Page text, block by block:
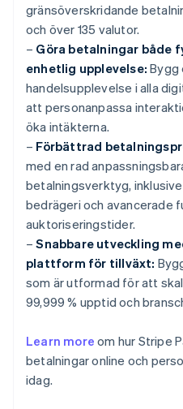
gränsöverskridande
och över 135 valutor.
– Göra betalningar både
enhetlig upplevelse: Bygg
handelsupplevelse i alla
att personanpassa
öka intäkterna.
– Förbättrad
med en rad
betalningsverktyg,
bedrägeri och
auktoriseringstider.
–Snabbare utveckling
plattform för tillväxt:
som är utformad för att
99,999 % upptid och
Learn more om hur Stripe
betalningar online och
idag.
Australien
English